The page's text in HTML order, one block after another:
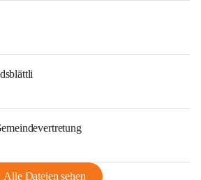
Alle Dateien sehen